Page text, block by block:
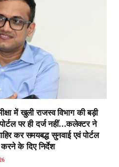
में खुली राजस्व विभाग की बड़ी
पर ही दर्ज नहीं…कलेक्टर ने
कर समयबद्ध सुनवाई एवं पोर्टल
के दिए निर्देश